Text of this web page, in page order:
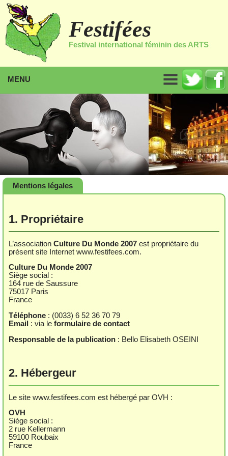
Festifées
Festival international féminin des ARTS
MENU
Mentions légales
1. Propriétaire
L’association Culture Du Monde 2007 est propriétaire du
présent site Internet www.festifees.com.
Culture Du Monde 2007
Siège social :
164 rue de Saussure
75017 Paris
France
Téléphone : (0033) 6 52 36 70 79
Email : via le formulaire de contact
Responsable de la publication : Bello Elisabeth OSEINI
2. Hébergeur
Le site www.festifees.com est hébergé par OVH :
OVH
Siège social :
2 rue Kellermann
59100 Roubaix
France